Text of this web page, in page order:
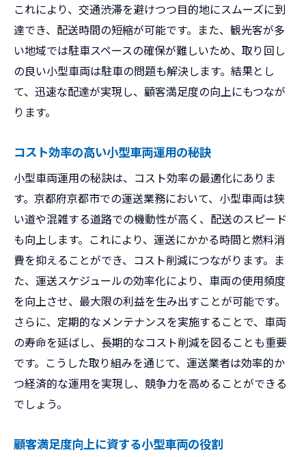
これにより、交通渋滞を避けつつ目的地にスムーズに到
達でき、配送時間の短縮が可能です。また、観光客が多
い地域では駐車スペースの確保が難しいため、取り回し
の良い小型車両は駐車の問題も解決します。結果とし
て、迅速な配達が実現し、顧客満足度の向上にもつなが
ります。
コスト効率の高い小型車両運用の秘訣
小型車両運用の秘訣は、コスト効率の最適化にありま
す。京都府京都市での運送業務において、小型車両は狭
い道や混雑する道路での機動性が高く、配送のスピード
も向上します。これにより、運送にかかる時間と燃料消
費を抑えることができ、コスト削減につながります。ま
た、運送スケジュールの効率化により、車両の使用頻度
を向上させ、最大限の利益を生み出すことが可能です。
さらに、定期的なメンテナンスを実施することで、車両
の寿命を延ばし、長期的なコスト削減を図ることも重要
です。こうした取り組みを通じて、運送業者は効率的か
つ経済的な運用を実現し、競争力を高めることができる
でしょう。
顧客満足度向上に資する小型車両の役割